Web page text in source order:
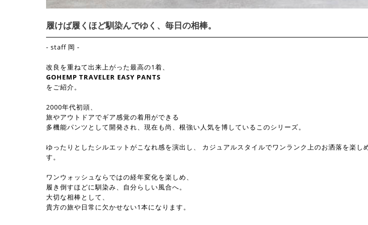
履けば履くほど馴染んでゆく、毎日の相棒。
- staff 岡 -
改良を重ねて出来上がった最高の1着、
GOHEMP TRAVELER EASY PANTS
をご紹介。
2000年代初頭、
旅やアウトドアでギア感覚の着用ができる
多機能パンツとして開発され、現在も尚、根強い人気を博しているこのシリーズ。
ゆったりとしたシルエットがこなれ感を演出し、 カジュアルスタイルでワンランク上のお洒落を楽し
す。
ワンウォッシュならではの経年変化を楽しめ、
履き倒すほどに馴染み、自分らしい風合へ。
大切な相棒として、
貴方の旅や日常に欠かせない1本になります。